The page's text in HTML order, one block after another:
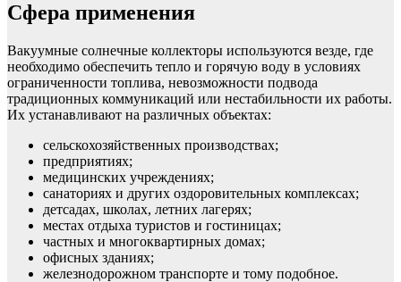
Сфера применения
Вакуумные солнечные коллекторы используются везде, где
необходимо обеспечить тепло и горячую воду в условиях
ограниченности топлива, невозможности подвода
традиционных коммуникаций или нестабильности их работы.
Их устанавливают на различных объектах:
сельскохозяйственных производствах;
предприятиях;
медицинских учреждениях;
санаториях и других оздоровительных комплексах;
детсадах, школах, летних лагерях;
местах отдыха туристов и гостиницах;
частных и многоквартирных домах;
офисных зданиях;
железнодорожном транспорте и тому подобное.